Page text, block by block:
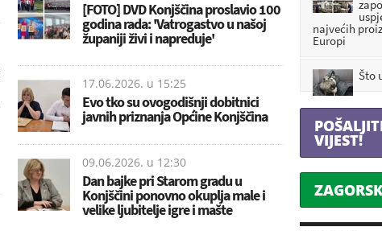
[FOTO] DVD Konjščina proslavio 100
godina rada: 'Vatrogastvo u našoj
županiji živi i napreduje'
17.06.2026. u 15:25
Evo tko su ovogodišnji dobitnici
javnih priznanja Općine Konjščina
09.06.2026. u 12:30
Dan bajke pri Starom gradu u
Konjščini ponovno okuplja male i
velike ljubitelje igre i mašte
najvećih
Europi
Što
VIJEST!